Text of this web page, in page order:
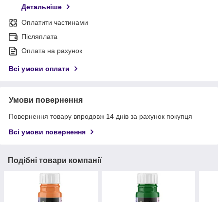
Детальніше
Оплатити частинами
Післяплата
Оплата на рахунок
Всі умови оплати
Умови повернення
Повернення товару впродовж 14 днів за рахунок покупця
Всі умови повернення
Подібні товари компанії